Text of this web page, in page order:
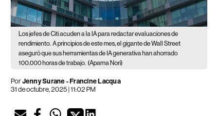
Los jefes de Citi acuden a la IA para redactar evaluaciones de
rendimiento. A principios de este mes, el gigante de Wall Street
aseguró que sus herramientas de IA generativa han ahorrado
100.000 horas de trabajo. (Aparna Nori)
PorJenny Surane - Francine Lacqua
31 de octubre, 2025 | 11:02 PM